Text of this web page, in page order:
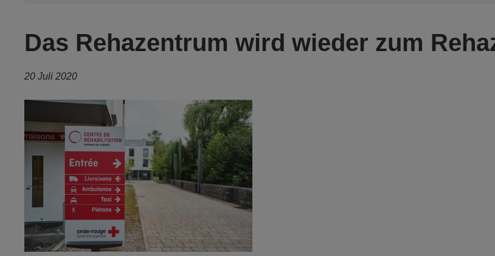
Das Rehazentrum wird wieder zum
20 Juli 2020